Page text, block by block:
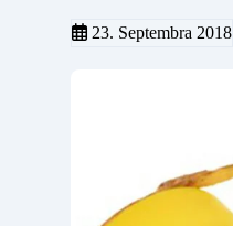
23. Septembra 2018